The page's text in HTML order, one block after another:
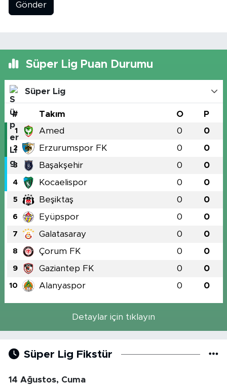
Gönder
Süper Lig Puan Durumu
Süper Lig
# Takım O P
1 Amed 0 0
2 Erzurumspor FK 0 0
3 Başakşehir 0 0
4 Kocaelispor 0 0
5 Beşiktaş 0 0
6 Eyüpspor 0 0
7 Galatasaray 0 0
8 Çorum FK 0 0
9 Gaziantep FK 0 0
10 Alanyaspor 0 0
Detaylar için tıklayın
Süper Lig Fikstür
14 Ağustos, Cuma